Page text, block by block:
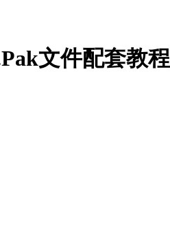
文件配套教程